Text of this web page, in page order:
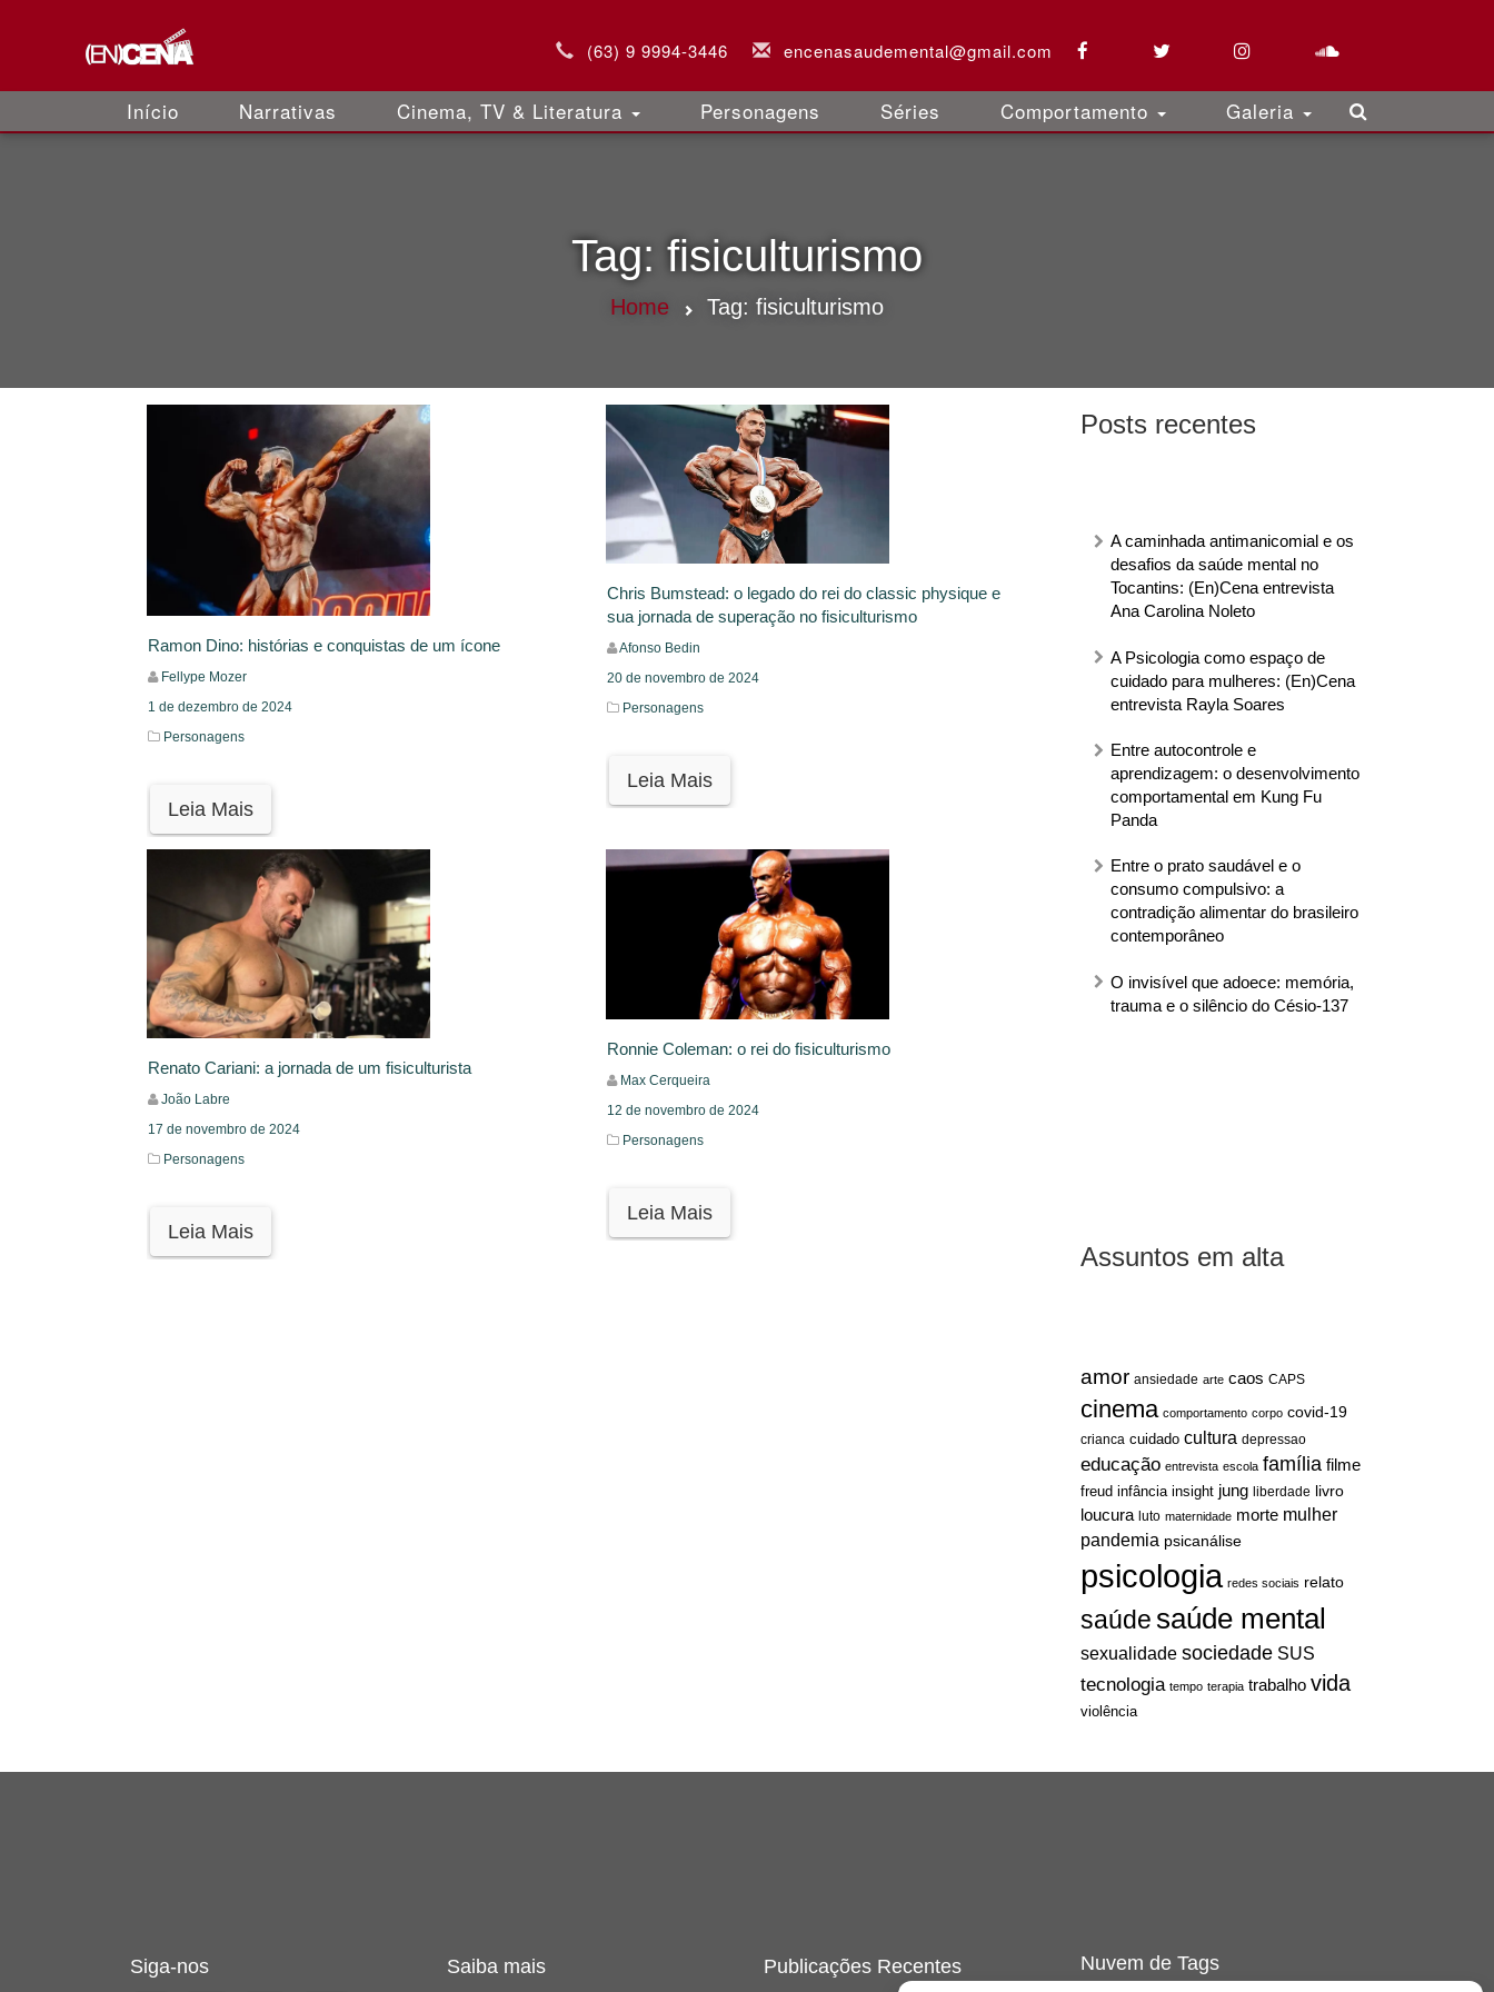
(63) 9 9994-3446 encenasaudemental@gmail.com
Início Narrativas Cinema, TV & Literatura Personagens Séries Comportamento Galeria
Tag: fisiculturismo
Home Tag: fisiculturismo
Posts recentes
A caminhada antimanicomial e os
desafios da saúde mental no
Tocantins: (En)Cena entrevista
Ana Carolina Noleto
A Psicologia como espaço de
cuidado para mulheres: (En)Cena
entrevista Rayla Soares
Entre autocontrole e
aprendizagem: o desenvolvimento
comportamental em Kung Fu
Panda
Entre o prato saudável e o
consumo compulsivo: a
contradição alimentar do brasileiro
contemporâneo
O invisível que adoece: memória,
trauma e o silêncio do Césio-137
Assuntos em alta
amor ansiedade arte caos CAPS
cinema comportamento corpo covid-19
crianca cuidado cultura depressao
educação entrevista escola família filme
freud infância insight jung liberdade livro
loucura luto maternidade morte mulher
pandemia psicanálise
psicologia redes sociais relato
saúdesaúde mental
sexualidade sociedade SUS
tecnologia tempo terapia trabalho vida
violência
Ramon Dino: histórias e conquistas de um ícone
Fellype Mozer
1 de dezembro de 2024
Personagens
Leia Mais
Chris Bumstead: o legado do rei do classic physique e
sua jornada de superação no fisiculturismo
Afonso Bedin
20 de novembro de 2024
Personagens
Leia Mais
Renato Cariani: a jornada de um fisiculturista
João Labre
17 de novembro de 2024
Personagens
Leia Mais
Ronnie Coleman: o rei do fisiculturismo
Max Cerqueira
12 de novembro de 2024
Personagens
Leia Mais
Siga-nos Saiba mais Publicações Recentes Nuvem de Tags